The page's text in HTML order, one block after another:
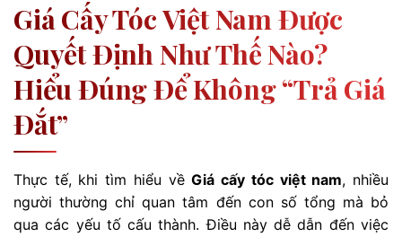
Giá Cấy Tóc Việt Nam Được
Quyết Định Như Thế Nào?
Hiểu Đúng Để Không “trả Giá
Đắt”
Thực tế, khi tìm hiểu vềGiá cấy tóc việt nam, nhiều
người thường chỉ quan tâm đến con số tổng mà bỏ
qua các yếu tố cấu thành. Điều này dễ dẫn đến việc